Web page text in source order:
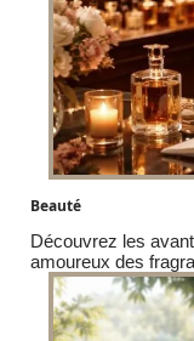
Beauté
Découvrez les
amoureux des